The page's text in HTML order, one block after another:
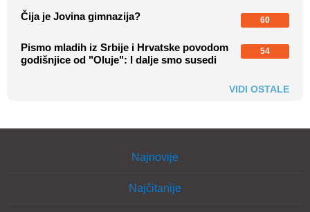
Čija je Jovina gimnazija? 60
Pismo mladih iz Srbije i Hrvatske povodom
godišnjice od "Oluje": I dalje smo susedi
54
VIDI OSTALE
Najnovije
Najčitanije